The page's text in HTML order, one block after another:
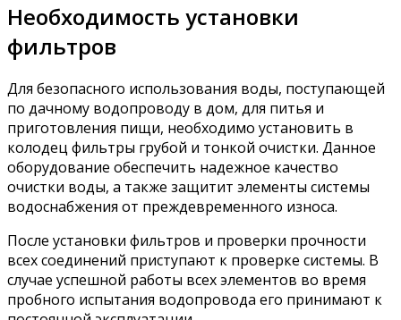
Необходимость установки
фильтров
Для безопасного использования воды, поступающей
по дачному водопроводу в дом, для питья и
приготовления пищи, необходимо установить в
колодец фильтры грубой и тонкой очистки. Данное
оборудование обеспечить надежное качество
очистки воды, а также защитит элементы системы
водоснабжения от преждевременного износа.
После установки фильтров и проверки прочности
всех соединений приступают к проверке системы. В
случае успешной работы всех элементов во время
пробного испытания водопровода его принимают к